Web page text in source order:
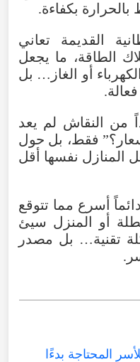
بالحرارة بكفاءة.
القديمة
تعاني
الطاقة، ما يجعل
الكهرباء أو الغاز… بل
فعالة.
من النقاش لم يعد
؟” فقط، بل حول
المنازل نفسها
أقل
دائماً أسرع مما تتوقع
أو المنزل سيئ
تقنية… بل مصدر
.
المحتاجة بدءًا